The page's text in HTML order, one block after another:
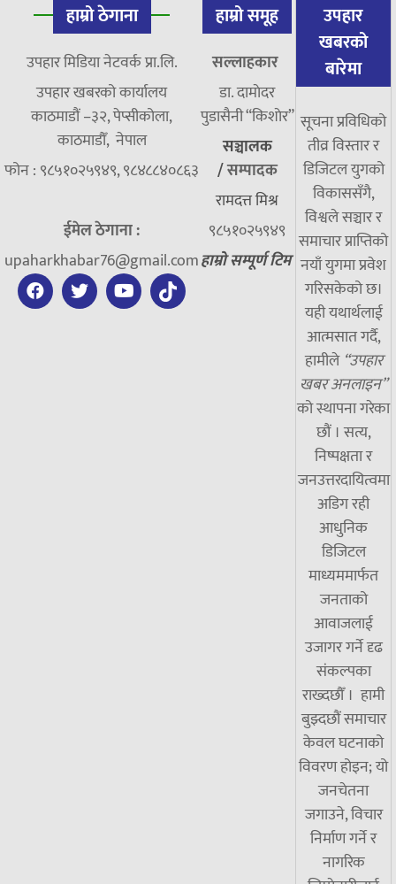
हाम्रो ठेगाना
उपहार मिडिया नेटवर्क प्रा.लि.
उपहार खबरको कार्यालय
काठमाडौं –३२, पेप्सीकोला,
काठमाडौँ, नेपाल
फोन : ९८५१०२५९४९, ९८४८८४०८६३
ईमेल ठेगाना :
upaharkhabar76@gmail.com
हाम्रो समूह
सल्लाहकार
डा. दामाेदर
पुडासैनी “किशाेर”
सञ्चालक
/सम्पादक
रामदत्त मिश्र
९८५१०२५९४९
हाम्रो सम्पूर्ण टिम
उपहार
खबरको
बारेमा
सूचना प्रविधिको
तीव्र विस्तार र
डिजिटल युगको
विकाससँगै,
विश्वले सञ्चार र
समाचार प्राप्तिको
नयाँ युगमा प्रवेश
गरिसकेको छ।
यही यथार्थलाई
आत्मसात गर्दै,
हामीले “उपहार
खबर अनलाइन”
को स्थापना गरेका
छौं । सत्य,
निष्पक्षता र
जनउत्तरदायित्वमा
अडिग रही
आधुनिक
डिजिटल
माध्यममार्फत
जनताको
आवाजलाई
उजागर गर्ने दृढ
संकल्पका
राख्दछौँ । हामी
बुझ्दछौं समाचार
केवल घटनाको
विवरण होइन; यो
जनचेतना
जगाउने, विचार
निर्माण गर्ने र
नागरिक